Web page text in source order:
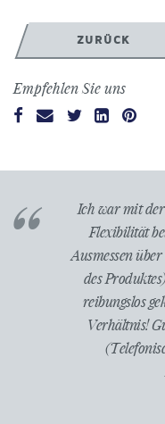
ZURÜCK
Empfehlen Sie uns
Hohe
Vom
Von der
Montage hat
Montagetermin
für diese
der Arbeit